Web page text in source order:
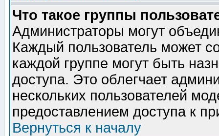
Что такое группы
Администраторы могут
Каждый пользователь может
каждой группе могут быть
доступа. Это облегчает
нескольких пользователей
предоставлением доступа к
Вернуться к началу